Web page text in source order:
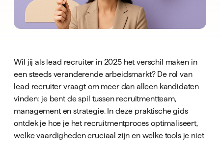
Wil jij als lead recruiter in 2025 het verschil maken in
een steeds veranderende arbeidsmarkt? De rol van
lead recruiter vraagt om meer dan alleen kandidaten
vinden: je bent de spil tussen recruitmentteam,
management en strategie. In deze praktische gids
ontdek je hoe je het recruitmentproces optimaliseert,
welke vaardigheden cruciaal zijn en welke tools je niet